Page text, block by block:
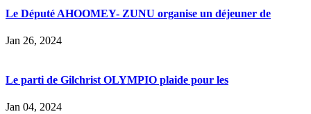
Le Député AHOOMEY- ZUNU organise un déjeuner de
Jan 26, 2024
Le parti de Gilchrist OLYMPIO plaide pour les
Jan 04, 2024